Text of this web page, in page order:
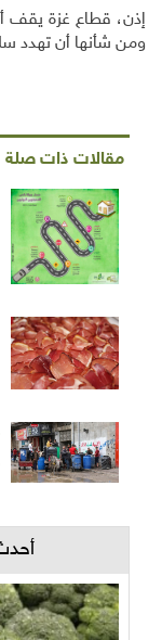
إذن، قطاع غزة يقف
ومن شأنها أن تهدد
مقالات ذات صلة